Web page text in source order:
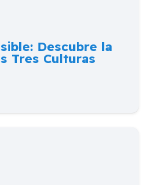
Descubre la
Tres Culturas